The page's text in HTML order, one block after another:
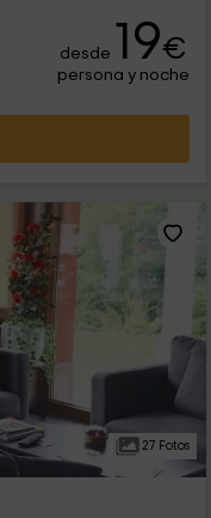
desde 19€
persona y noche
27 Fotos